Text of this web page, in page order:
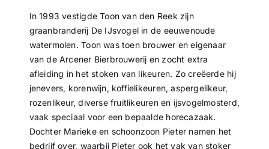
In 1993 vestigde Toon van den Reek zijn
graanbranderij De IJsvogel in de eeuwenoude
watermolen. Toon was toen brouwer en eigenaar
van de Arcener Bierbrouwerij en zocht extra
afleiding in het stoken van likeuren. Zo creëerde hij
jenevers, korenwijn, koffielikeuren, aspergelikeur,
rozenlikeur, diverse fruitlikeuren en ijsvogelmosterd,
vaak speciaal voor een bepaalde horecazaak.
Dochter Marieke en schoonzoon Pieter namen het
bedrijf over, waarbij Pieter ook het vak van stoker